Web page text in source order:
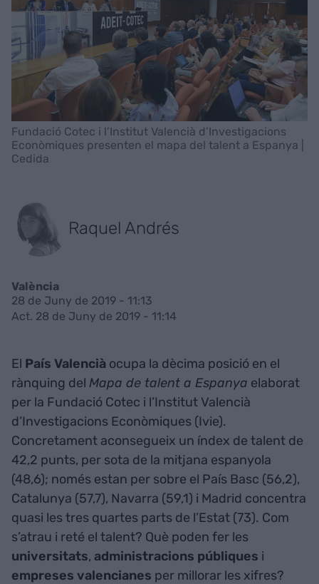
Fundació Cotec i l’Institut Valencià d’Investigacions
Econòmiques presenten el mapa del talent a Espanya |
Cedida
Raquel Andrés
València
28 de Juny de 2019 - 11:13
Act. 28 de Juny de 2019 - 11:14
El País Valencià ocupa la dècima posició en el
rànquing del Mapa de talent a Espanya elaborat
per la Fundació Cotec i l’Institut Valencià
d’Investigacions Econòmiques (Ivie).
Concretament aconsegueix un índex de talent de
42,2 punts, per sota de la mitjana espanyola
(48,6); només estan per sobre el País Basc (56,2),
Catalunya (57,7), Navarra (59,1) i Madrid concentra
quasi les tres quartes parts de l’Estat (73). Com
s’atrau i reté el talent? Què poden fer les
universitats, administracions públiques i
empreses valencianes per millorar les xifres?